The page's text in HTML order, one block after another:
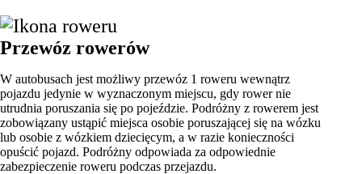
Przewóz rowerów
W autobusach jest możliwy przewóz 1 roweru wewnątrz
pojazdu jedynie w wyznaczonym miejscu, gdy rower nie
utrudnia poruszania się po pojeździe. Podróżny z rowerem jest
zobowiązany ustąpić miejsca osobie poruszającej się na wózku
lub osobie z wózkiem dziecięcym, a w razie konieczności
opuścić pojazd. Podróżny odpowiada za odpowiednie
zabezpieczenie roweru podczas przejazdu.